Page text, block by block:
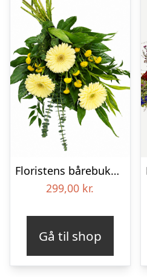
Floristens bårebuket – Smukt minde
299,00 kr.
Gå til shop